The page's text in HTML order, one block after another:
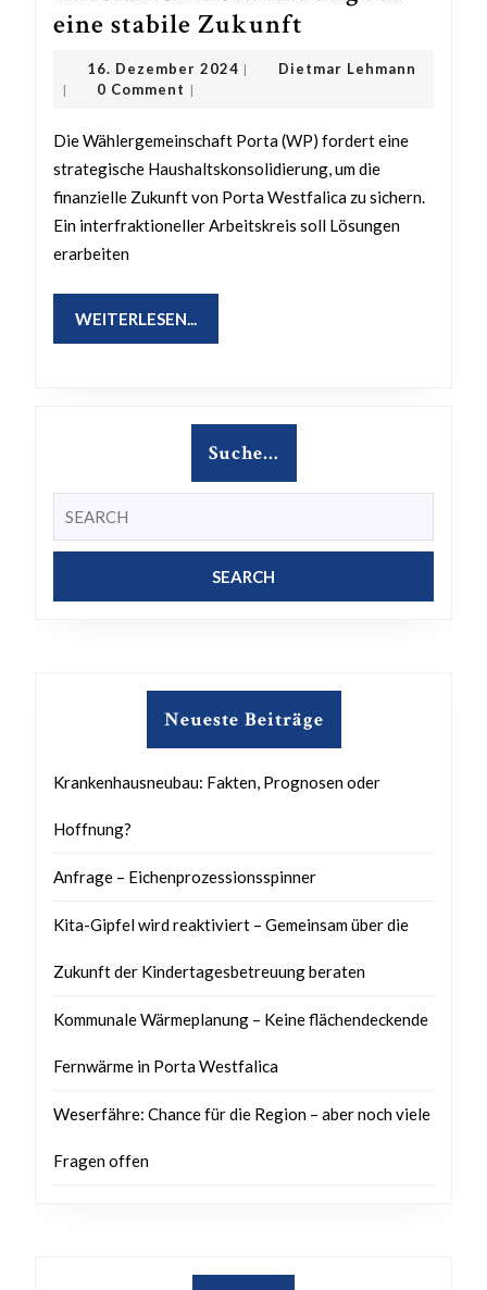
eine stabile Zukunft
fordert
sachlichen
Debatte
–
16. Dezember 2024 16.
| Dietmar Lehmann
| 0 Comment |
Die Wählergemeinschaft Porta (WP) fordert eine
strategische Haushaltskonsolidierung, um die
finanzielle Zukunft von Porta Westfalica zu sichern.
Ein interfraktioneller Arbeitskreis soll Lösungen
erarbeiten
WEITERLESEN...
Suche…
for:
Neueste Beiträge
Krankenhausneubau: Fakten, Prognosen oder
Hoffnung?
Anfrage – Eichenprozessionsspinner
Kita-Gipfel wird reaktiviert – Gemeinsam über die
Zukunft der Kindertagesbetreuung beraten
Kommunale Wärmeplanung – Keine flächendeckende
Fernwärme in Porta Westfalica
Weserfähre: Chance für die Region – aber noch viele
Fragen offen